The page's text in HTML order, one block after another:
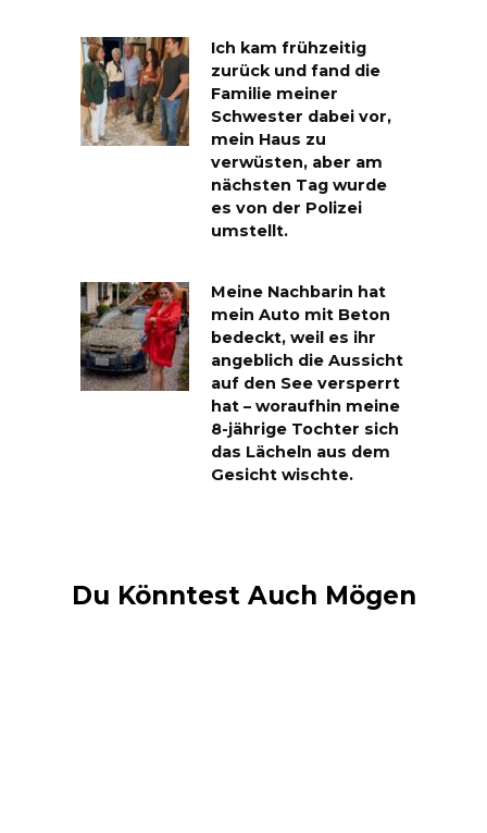
Ich kam frühzeitig
zurück und fand die
Familie meiner
Schwester dabei vor,
mein Haus zu
verwüsten, aber am
nächsten Tag wurde
es von der Polizei
umstellt.
Meine Nachbarin hat
mein Auto mit Beton
bedeckt, weil es ihr
angeblich die Aussicht
auf den See versperrt
hat – woraufhin meine
8-jährige Tochter sich
das Lächeln aus dem
Gesicht wischte.
Du Könntest Auch Mögen